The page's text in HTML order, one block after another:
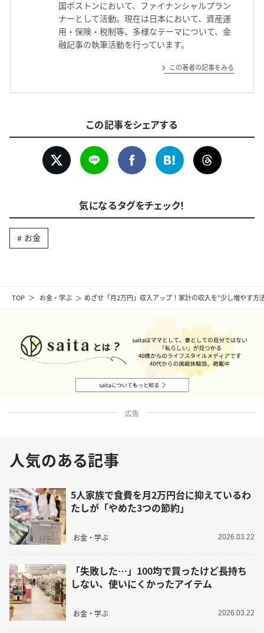
TOP お金・学ぶ めざせ「月2万円」収入アップ！家計の収入を“少し増やす方
国ボストンにおいて、ファイナンシャルプラン
ナーとして活動。現在は日本において、資産運
用・保険・税制等、多様なテーマについて、金
融記事の執筆活動を行っています。
この著者の記事をみる
この記事をシェアする
気になるタグをチェック！
お金
広告
人気のある記事
5人家族で食費を月2万円台に抑えているわ
たしが「やめた3つの節約」
お金・学ぶ 2026.03.22
「失敗した…」100均で買ったけど長持ち
しない、使いにくかったアイテム
お金・学ぶ 2026.03.22